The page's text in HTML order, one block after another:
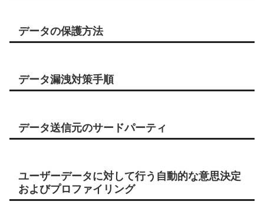
データの保護方法
データ漏洩対策手順
データ送信元のサードパーティ
ユーザーデータに対して行う自動的な意思決定
およびプロファイリング